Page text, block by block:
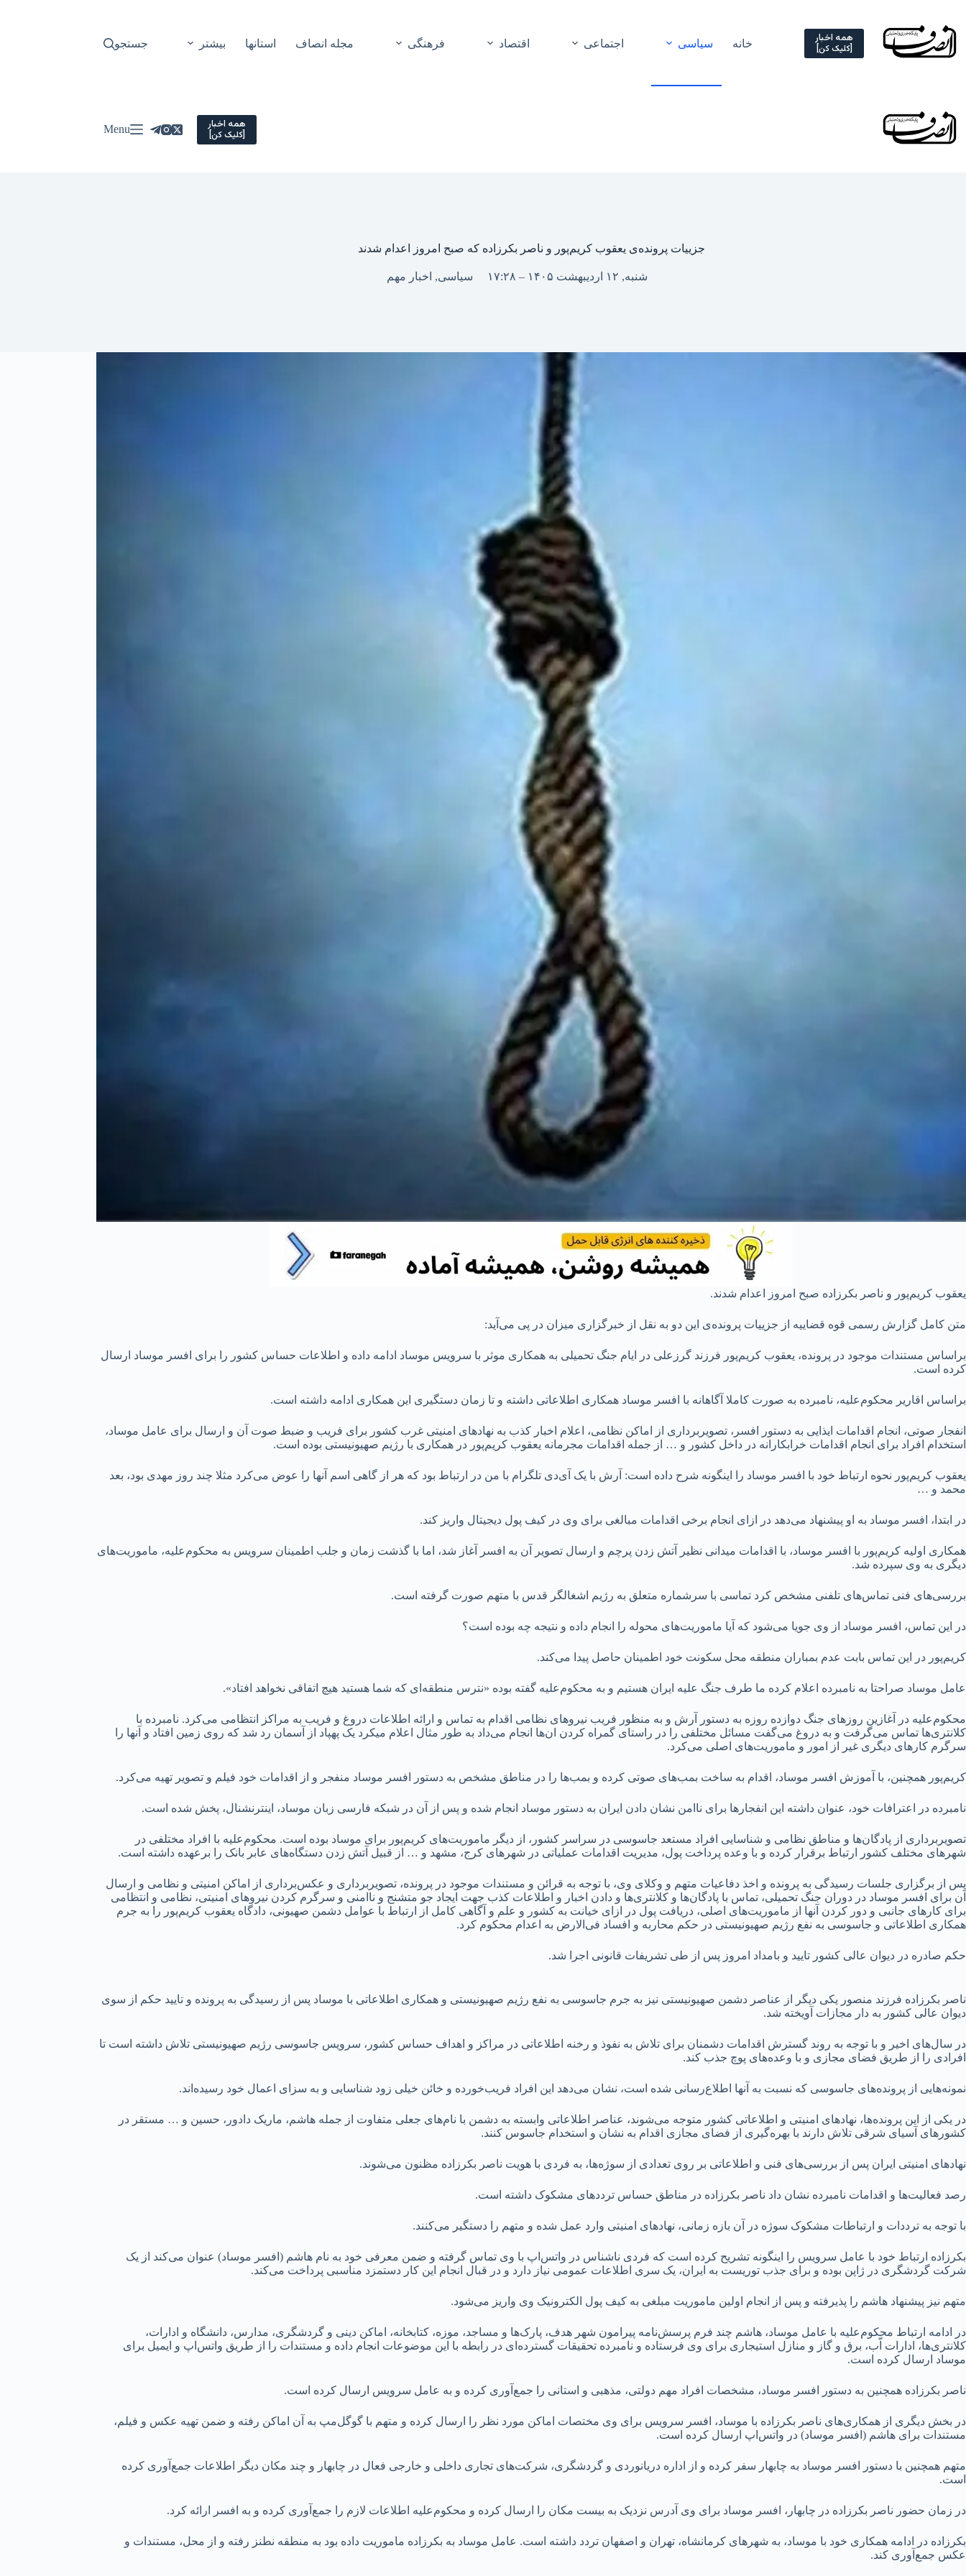
content
همه اخبار
[کلیک کن] خانه سیاسی اجتماعی اقتصاد فرهنگی مجله انصاف استانها بیشتر جستجو
همه اخبار
[کلیک کن] Menu
جزییات پرونده‌ی یعقوب کریم‌پور و ناصر بکرزاده که صبح امروز اعدام شدند
شنبه, ۱۲ اردیبهشت ۱۴۰۵ – ۱۷:۲۸ سیاسی, اخبار مهم
یعقوب کریم‌پور و ناصر بکرزاده صبح امروز اعدام شدند.
متن کامل گزارش رسمی قوه قضاییه از جزییات پرونده‌ی این دو به نقل از خبرگزاری میزان در پی می‌آید:
براساس مستندات موجود در پرونده، یعقوب کریم‌پور فرزند گرزعلی در ایام جنگ تحمیلی به همکاری موثر با سرویس موساد ادامه داده و اطلاعات حساس کشور را برای افسر موساد ارسال
کرده است.
براساس اقاریر محکوم‌علیه، نامبرده به صورت کاملا آگاهانه با افسر موساد همکاری اطلاعاتی داشته و تا زمان دستگیری این همکاری ادامه داشته است.
انفجار صوتی، انجام اقدامات ایذایی به دستور افسر، تصویربرداری از اماکن نظامی، اعلام اخبار کذب به نهاد‌های امنیتی غرب کشور برای فریب و ضبط صوت آن و ارسال برای عامل موساد،
استخدام افراد برای انجام اقدامات خرابکارانه در داخل کشور و … از جمله اقدامات مجرمانه یعقوب کریم‌پور در همکاری با رژیم صهیونیستی بوده است.
یعقوب کریم‌پور نحوه ارتباط خود با افسر موساد را اینگونه شرح داده است: آرش با یک آی‌دی تلگرام با من در ارتباط بود که هر از گاهی اسم آنها را عوض می‌کرد مثلا چند روز مهدی بود، بعد
محمد و …
در ابتدا، افسر موساد به او پیشنهاد می‌دهد در ازای انجام برخی اقدامات مبالغی برای وی در کیف پول دیجیتال واریز کند.
همکاری اولیه کریم‌پور با افسر موساد، با اقدامات میدانی نظیر آتش زدن پرچم و ارسال تصویر آن به افسر آغاز شد، اما با گذشت زمان و جلب اطمینان سرویس به محکوم‌علیه، ماموریت‌های
دیگری به وی سپرده شد.
بررسی‌های فنی تماس‌های تلفنی مشخص کرد تماسی با سرشماره متعلق به رژیم اشغالگر قدس با متهم صورت گرفته است.
در این تماس، افسر موساد از وی جویا می‌شود که آیا ماموریت‌های محوله را انجام داده و نتیجه چه بوده است؟
کریم‌پور در این تماس بابت عدم بمباران منطقه محل سکونت خود اطمینان حاصل پیدا می‌کند.
عامل موساد صراحتا به نامبرده اعلام کرده ما طرف جنگ علیه ایران هستیم و به محکوم‌علیه گفته بوده «نترس منطقه‌ای که شما هستید هیچ اتفاقی نخواهد افتاد».
محکوم‌علیه در آغازین روز‌های جنگ دوازده روزه به دستور آرش و به منظور فریب نیرو‌های نظامی اقدام به تماس و ارائه اطلاعات دروغ و فریب به مراکز انتظامی می‌کرد. نامبرده با
کلانتری‌ها تماس می‌گرفت و به دروغ می‌گفت مسائل مختلفی را در راستای گمراه کردن ان‌ها انجام می‌داد به طور مثال اعلام میکرد یک پهپاد از آسمان رد شد که روی زمین افتاد و آنها را
سرگرم کار‌های دیگری غیر از امور و ماموریت‌های اصلی می‌کرد.
کریم‌پور همچنین، با آموزش افسر موساد، اقدام به ساخت بمب‌های صوتی کرده و بمب‌ها را در مناطق مشخص به دستور افسر موساد منفجر و از اقدامات خود فیلم و تصویر تهیه می‌کرد.
نامبرده در اعترافات خود، عنوان داشته این انفجار‌ها برای ناامن نشان دادن ایران به دستور موساد انجام شده و پس از آن در شبکه فارسی زبان موساد، اینترنشنال، پخش شده است.
تصویر‌برداری از پادگان‌ها و مناطق نظامی و شناسایی افراد مستعد جاسوسی در سراسر کشور، از دیگر ماموریت‌های کریم‌پور برای موساد بوده است. محکوم‌علیه با افراد مختلفی در
شهر‌های مختلف کشور ارتباط برقرار کرده و با وعده پرداخت پول، مدیریت اقدامات عملیاتی در شهر‌های کرج، مشهد و … از قبیل آتش زدن دستگاه‌های عابر بانک را برعهده داشته است.
پس از برگزاری جلسات رسیدگی به پرونده و اخذ دفاعیات متهم و وکلای وی، با توجه به قرائن و مستندات موجود در پرونده، تصویر‌برداری و عکس‌برداری از اماکن امنیتی و نظامی و ارسال
آن برای افسر موساد در دوران جنگ تحمیلی، تماس با پادگان‌ها و کلانتری‌ها و دادن اخبار و اطلاعات کذب جهت ایجاد جو متشنج و ناامنی و سرگرم کردن نیرو‌های امنیتی، نظامی و انتظامی
برای کار‌های جانبی و دور کردن آنها از ماموریت‌های اصلی، دریافت پول در ازای خیانت به کشور و علم و آگاهی کامل از ارتباط با عوامل دشمن صهیونی، دادگاه یعقوب کریم‌پور را به جرم
همکاری اطلاعاتی و جاسوسی به نفع رژیم صهیونیستی در حکم محاربه و افساد فی‌الارض به اعدام محکوم کرد.
حکم صادره در دیوان عالی کشور تایید و بامداد امروز پس از طی تشریفات قانونی اجرا شد.
ناصر بکرزاده فرزند منصور یکی دیگر از عناصر دشمن صهیونیستی نیز به جرم جاسوسی به نفع رژیم صهیونیستی و همکاری اطلاعاتی با موساد پس از رسیدگی به پرونده و تایید حکم از سوی
دیوان عالی کشور به دار مجازات آویخته شد.
در سال‌های اخیر و با توجه به روند گسترش اقدامات دشمنان برای تلاش به نفوذ و رخنه اطلاعاتی در مراکز و اهداف حساس کشور، سرویس جاسوسی رژیم صهیونیستی تلاش داشته است تا
افرادی را از طریق فضای مجازی و با وعده‌های پوچ جذب کند.
نمونه‌هایی از پرونده‌های جاسوسی که نسبت به آنها اطلاع‌رسانی شده است، نشان می‌دهد این افراد فریب‌خورده و خائن خیلی زود شناسایی و به سزای اعمال خود رسیده‌اند.
در یکی از این پرونده‌ها، نهاد‌های امنیتی و اطلاعاتی کشور متوجه می‌شوند، عناصر اطلاعاتی وابسته به دشمن با نام‌های جعلی متفاوت از جمله هاشم، ماریک دادور، حسین و … مستقر در
کشور‌های آسیای شرقی تلاش دارند با بهره‌گیری از فضای مجازی اقدام به نشان و استخدام جاسوس کنند.
نهاد‌های امنیتی ایران پس از بررسی‌های فنی و اطلاعاتی بر روی تعدادی از سوژه‌ها، به فردی با هویت ناصر بکرزاده مظنون می‌شوند.
رصد فعالیت‌ها و اقدامات نامبرده نشان داد ناصر بکرزاده در مناطق حساس تردد‌های مشکوک داشته است.
با توجه به ترددات و ارتباطات مشکوک سوژه در آن بازه زمانی، نهاد‌های امنیتی وارد عمل شده و متهم را دستگیر می‌کنند.
بکرزاده ارتباط خود با عامل سرویس را اینگونه تشریح کرده است که فردی ناشناس در واتس‌اپ با وی تماس گرفته و ضمن معرفی خود به نام هاشم (افسر موساد) عنوان می‌کند از یک
شرکت گردشگری در ژاپن بوده و برای جذب توریست به ایران، یک سری اطلاعات عمومی نیاز دارد و در قبال انجام این کار دستمزد مناسبی پرداخت می‌کند.
متهم نیز پیشنهاد هاشم را پذیرفته و پس از انجام اولین ماموریت مبلغی به کیف پول الکترونیک وی واریز می‌شود.
در ادامه ارتباط محکوم‌علیه با عامل موساد، هاشم چند فرم پرسش‌نامه پیرامون شهر هدف، پارک‌ها و مساجد، موزه، کتابخانه، اماکن دینی و گردشگری، مدارس، دانشگاه و ادارات،
کلانتری‌ها، ادارات اّب، برق و گاز و منازل استیجاری برای وی فرستاده و نامبرده تحقیقات گسترده‌ای در رابطه با این موضوعات انجام داده و مستندات را از طریق واتس‌اپ و ایمیل برای
موساد ارسال کرده است.
ناصر بکرزاده همچنین به دستور افسر موساد، مشخصات افراد مهم دولتی، مذهبی و استانی را جمع‌آوری کرده و به عامل سرویس ارسال کرده است.
در بخش دیگری از همکاری‌های ناصر بکرزاده با موساد، افسر سرویس برای وی مختصات اماکن مورد نظر را ارسال کرده و متهم با گوگل‌مپ به آن اماکن رفته و ضمن تهیه عکس و فیلم،
مستندات برای هاشم (افسر موساد) در واتس‌اپ ارسال کرده است.
متهم همچنین با دستور افسر موساد به چابهار سفر کرده و از اداره دریانوردی و گردشگری، شرکت‌های تجاری داخلی و خارجی فعال در چابهار و چند مکان دیگر اطلاعات جمع‌آوری کرده
است.
در زمان حضور ناصر بکرزاده در چابهار، افسر موساد برای وی آدرس نزدیک به بیست مکان را ارسال کرده و محکوم‌علیه اطلاعات لازم را جمع‌آوری کرده و به افسر ارائه کرد.
بکرزاده در ادامه همکاری خود با موساد، به شهر‌های کرمانشاه، تهران و اصفهان تردد داشته است. عامل موساد به بکرزاده ماموریت داده بود به منطقه نطنز رفته و از محل، مستندات و
عکس جمع‌آوری کند.